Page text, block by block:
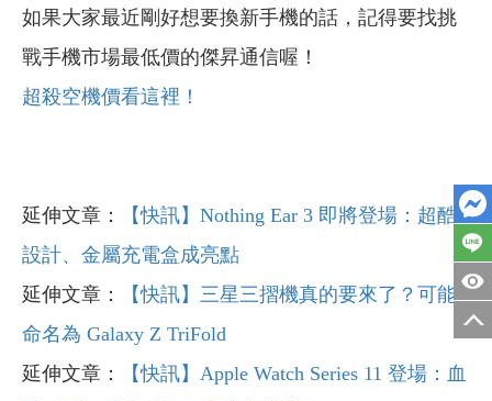
如果大家最近剛好想要換新手機的話，記得要找挑
戰手機市場最低價的傑昇通信喔！
超殺空機價看這裡！
延伸文章：
【快訊】Nothing Ear 3 即將登場：超酷
設計、金屬充電盒成亮點
延伸文章：
【快訊】三星三摺機真的要來了？可能
命名為 Galaxy Z TriFold
延伸文章：
【快訊】Apple Watch Series 11 登場：血